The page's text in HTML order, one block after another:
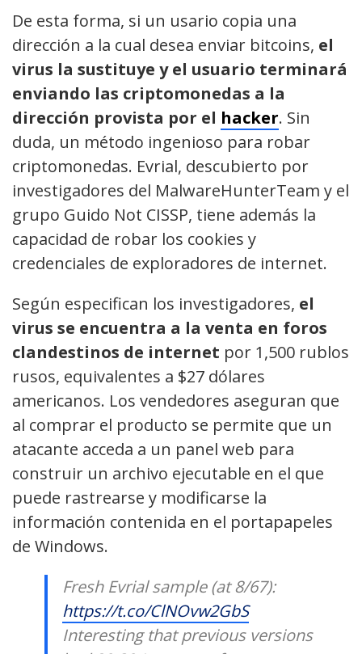
De esta forma, si un usario copia una
dirección a la cual desea enviar bitcoins, el
virus la sustituye y el usuario terminará
enviando las criptomonedas a la
dirección provista por el hacker. Sin
duda, un método ingenioso para robar
criptomonedas. Evrial, descubierto por
investigadores del MalwareHunterTeam y el
grupo Guido Not CISSP, tiene además la
capacidad de robar los cookies y
credenciales de exploradores de internet.
Según especifican los investigadores, el
virus se encuentra a la venta en foros
clandestinos de internet por 1,500 rublos
rusos, equivalentes a $27 dólares
americanos. Los vendedores aseguran que
al comprar el producto se permite que un
atacante acceda a un panel web para
construir un archivo ejecutable en el que
puede rastrearse y modificarse la
información contenida en el portapapeles
de Windows.
Fresh Evrial sample (at 8/67):
https://t.co/ClNOvw2GbS
Interesting that previous versions